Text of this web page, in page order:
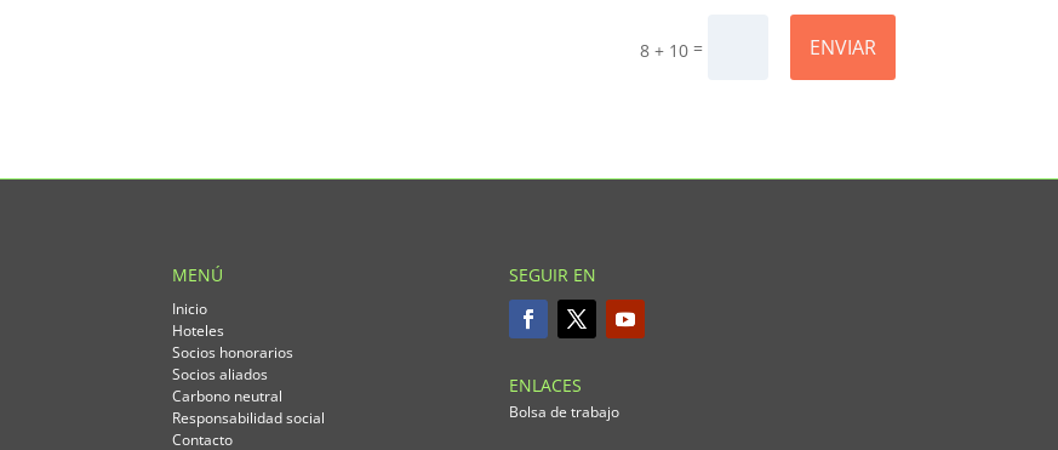
8 + 10= ENVIAR
MENÚ
Inicio
Hoteles
Socios honorarios
Socios aliados
Carbono neutral
Responsabilidad social
Contacto
SEGUIR EN
ENLACES
Bolsa de trabajo